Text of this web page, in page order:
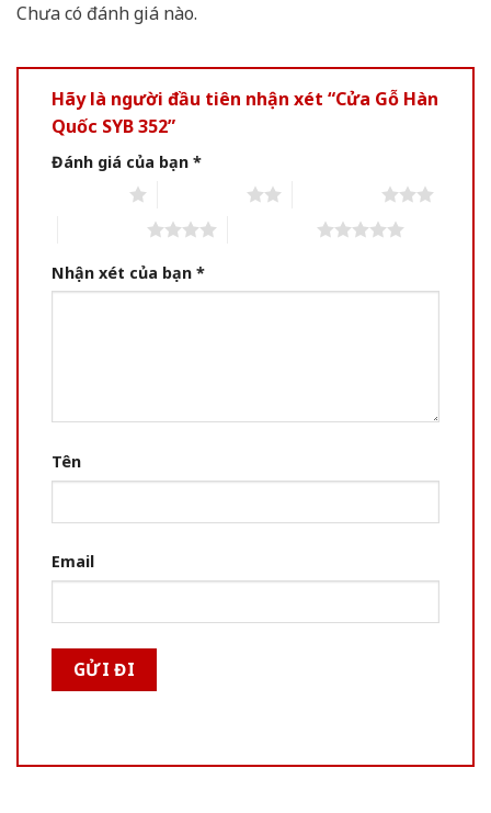
Chưa có đánh giá nào.
Hãy là người đầu tiên nhận xét “Cửa Gỗ Hàn
Quốc SYB 352”
Đánh giá của bạn *
Nhận xét của bạn *
Tên
Email